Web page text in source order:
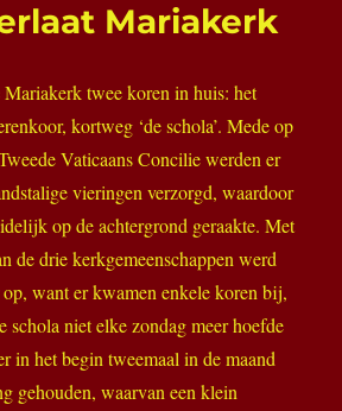
Mariakerk
twee koren in huis: het
kortweg ‘de schola’. Mede op
Vaticaans Concilie werden er
vieringen verzorgd, waardoor
op de achtergrond geraakte. Met
de drie kerkgemeenschappen werd
want er kwamen enkele koren bij,
schola niet elke zondag meer hoefde
in het begin tweemaal in de maand
gehouden, waarvan een klein